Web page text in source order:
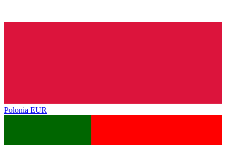
Polonia EUR